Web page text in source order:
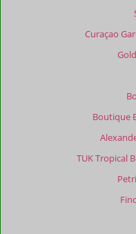
Curaçao
Boutique
TUK Tropical